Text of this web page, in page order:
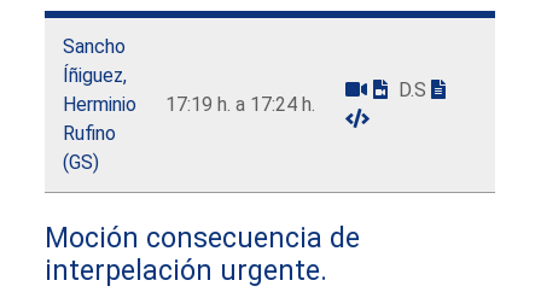
Sancho
Íñiguez,
Herminio
Rufino
(GS)
17:19 h. a 17:24 h.
D.S
Moción consecuencia de
interpelación urgente.